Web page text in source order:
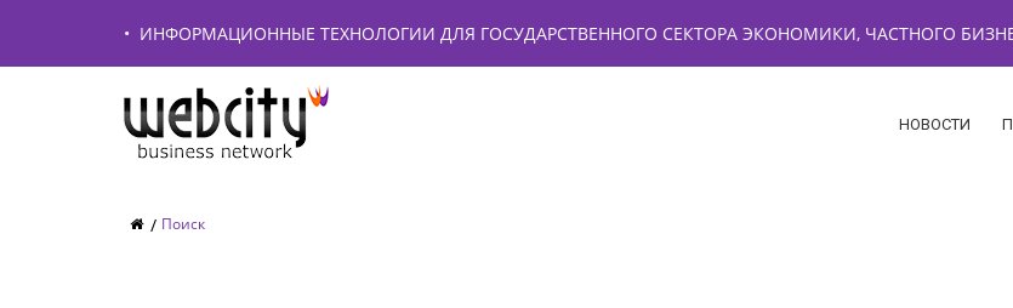
• ИНФОРМАЦИОННЫЕ ТЕХНОЛОГИИ ДЛЯ ГОСУДАРСТВЕННОГО СЕКТОРА ЭКОНОМИКИ, ЧАСТНОГО
НОВОСТИ
Поиск